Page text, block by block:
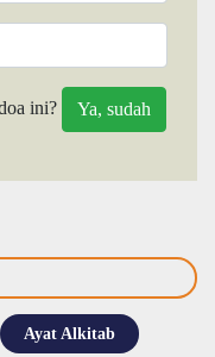
ini?
Ayat Alkitab